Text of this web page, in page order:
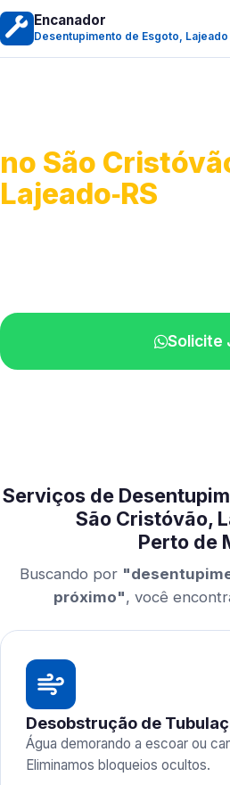
Encanador
Desentupimento de Esgoto, Lajeado
no São
Lajeado‑RS
Solicite
Serviços de
São Cristóvão,
Perto de
Buscando por
próximo", você
Desobstrução de
Água demorando a escoar ou
Eliminamos bloqueios ocultos.